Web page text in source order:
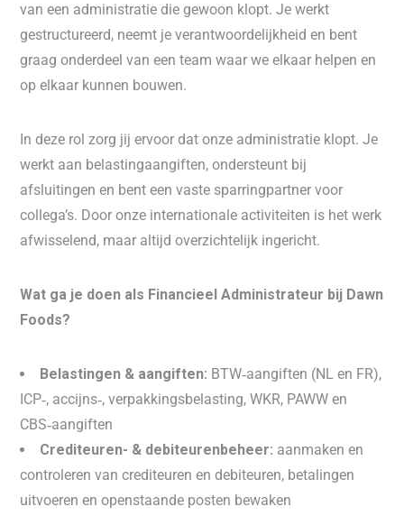
van een administratie die gewoon klopt. Je werkt
gestructureerd, neemt je verantwoordelijkheid en bent
graag onderdeel van een team waar we elkaar helpen en
op elkaar kunnen bouwen.
In deze rol zorg jij ervoor dat onze administratie klopt. Je
werkt aan belastingaangiften, ondersteunt bij
afsluitingen en bent een vaste sparringpartner voor
collega’s. Door onze internationale activiteiten is het werk
afwisselend, maar altijd overzichtelijk ingericht.
Wat ga je doen als Financieel Administrateur bij Dawn
Foods?
Belastingen & aangiften: BTW‑aangiften (NL en FR),
ICP‑, accijns‑, verpakkingsbelasting, WKR, PAWW en
CBS‑aangiften
Crediteuren- & debiteurenbeheer: aanmaken en
controleren van crediteuren en debiteuren, betalingen
uitvoeren en openstaande posten bewaken